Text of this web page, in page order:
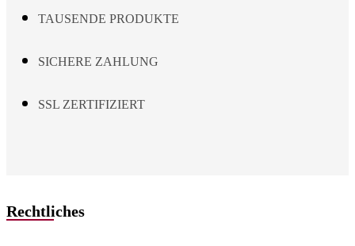
TAUSENDE PRODUKTE
SICHERE ZAHLUNG
SSL ZERTIFIZIERT
Rechtliches